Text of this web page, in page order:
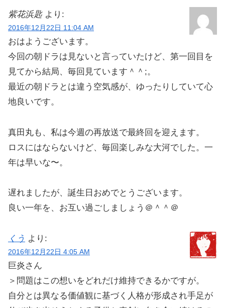
紫花浜匙 より:
2016年12月22日 11:04 AM
おはようございます。
今回の朝ドラは見ないと言っていたけど、第一回目を
見てから結局、毎回見ています＾＾;。
最近の朝ドラとは違う空気感が、ゆったりしていて心
地良いです。
真田丸も、私は今週の再放送で最終回を迎えます。
ロスにはならないけど、毎回楽しみな大河でした。一
年は早いな〜。
遅れましたが、誕生日おめでとうございます。
良い一年を、お互い過ごしましょう＠＾＾＠
くう より:
2016年12月22日 4:05 AM
巨炎さん
＞問題はこの想いをどれだけ維持できるかですが。
自分とは異なる価値観に基づく人格が形成され手足が